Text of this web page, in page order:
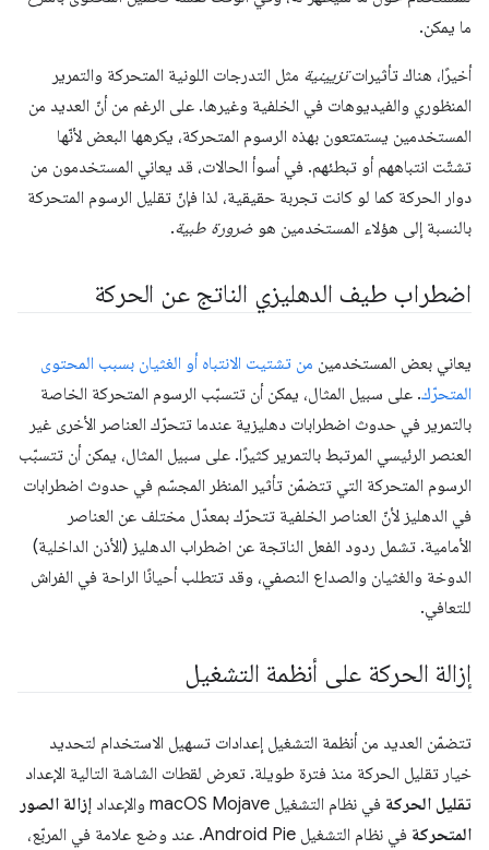
ما يمكن.
أخيرًا، هناك تأثيراتتزيينية مثل التدرجات اللونية المتحركة والتمرير
المنظوري والفيديوهات في الخلفية وغيرها. على الرغم من أنّ العديد من
المستخدمين يستمتعون بهذه الرسوم المتحركة، يكرهها البعض لأنّها
تشتّت انتباههم أو تبطئهم. في أسوأ الحالات، قد يعاني المستخدمون من
دوار الحركة كما لو كانت تجربة حقيقية، لذا فإنّ تقليل الرسوم المتحركة
بالنسبة إلى هؤلاء المستخدمين هو ضرورة طبية.
اضطراب طيف الدهليزي الناتج عن الحركة
يعاني بعض المستخدمين من تشتيت الانتباه أو الغثيان بسبب المحتوى
المتحرّك. على سبيل المثال، يمكن أن تتسبّب الرسوم المتحركة الخاصة
بالتمرير في حدوث اضطرابات دهليزية عندما تتحرّك العناصر الأخرى غير
العنصر الرئيسي المرتبط بالتمرير كثيرًا. على سبيل المثال، يمكن أن تتسبّب
الرسوم المتحركة التي تتضمّن تأثير المنظر المجسّم في حدوث اضطرابات
في الدهليز لأنّ العناصر الخلفية تتحرّك بمعدّل مختلف عن العناصر
الأمامية. تشمل ردود الفعل الناتجة عن اضطراب الدهليز (الأذن الداخلية)
الدوخة والغثيان والصداع النصفي، وقد تتطلب أحيانًا الراحة في الفراش
للتعافي.
إزالة الحركة على أنظمة التشغيل
تتضمّن العديد من أنظمة التشغيل إعدادات تسهيل الاستخدام لتحديد
خيار تقليل الحركة منذ فترة طويلة. تعرض لقطات الشاشة التالية الإعداد
تقليل الحركة في نظام التشغيل macOS Mojave والإعداد
إزالة الصور
المتحركة
في نظام التشغيل Android Pie. عند وضع علامة في المربّع،